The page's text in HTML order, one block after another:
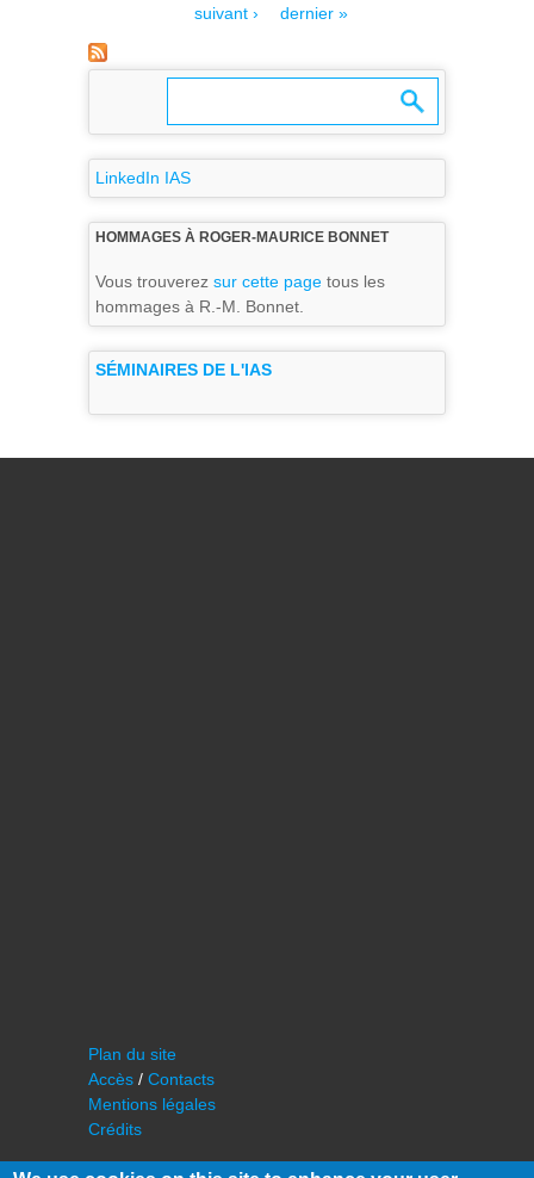
suivant ›
dernier »
LinkedIn IAS
HOMMAGES À ROGER-MAURICE BONNET
Vous trouverez sur cette page tous les
hommages à R.-M. Bonnet.
SÉMINAIRES DE L'IAS
Plan du site
Accès / Contacts
Mentions légales
Crédits